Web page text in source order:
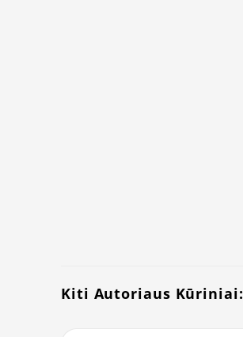
Kiti Autoriaus Kūriniai: